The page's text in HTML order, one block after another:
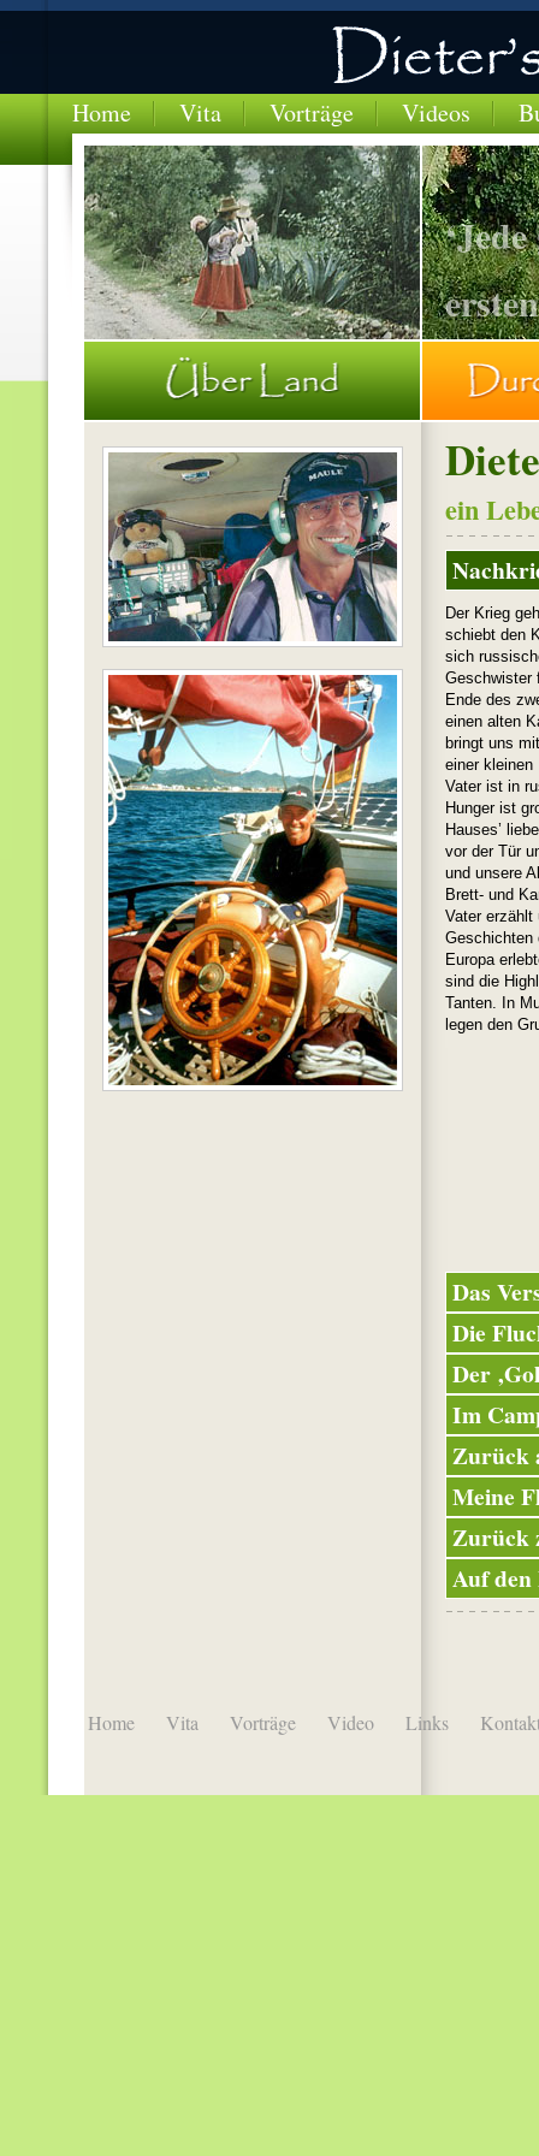
Home Vita Vorträge Videos
ein
Der Krieg
schiebt den
sich
Geschwister
Ende des
einen alten
bringt uns
einer kleinen
Vater ist in
Hunger ist
Hauses’
vor der Tür
und unsere
Brett- und
Vater erzählt
Geschichten
Europa
sind die
Tanten. In
legen den
Das
Die
Der
Im
Zurück
Meine
Zurück
Auf den
Home Vita Vorträge Video Links